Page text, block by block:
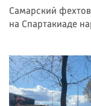
Самарский
на Спартакиаде